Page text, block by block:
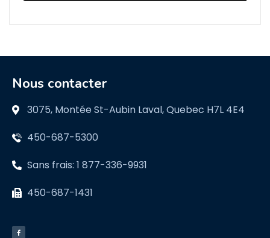
Nous contacter
3075, Montée St-Aubin Laval, Quebec H7L 4E4
450-687-5300
Sans frais: 1 877-336-9931
450-687-1431